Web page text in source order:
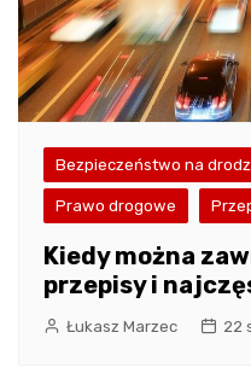
Bezpieczeństwo na
Prawo drogowe
Kiedy można
przepisy i
Łukasz Marzec 22